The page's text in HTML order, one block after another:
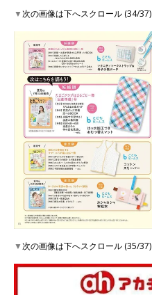
▼次の画像は下へスクロール (34/37)
▼次の画像は下へスクロール (35/37)